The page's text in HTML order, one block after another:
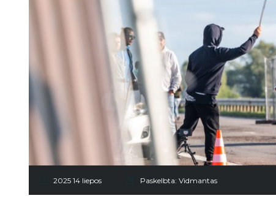
2025 14 liepos Paskelbta: Vidmantas